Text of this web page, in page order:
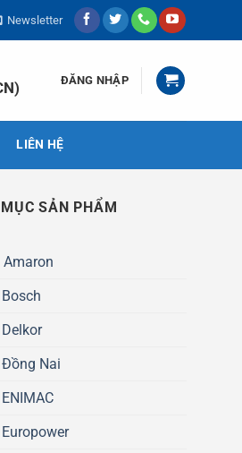
Newsletter
ĐĂNG NHẬP
LIÊN HỆ
SẢN PHẨM
Amaron
Nai